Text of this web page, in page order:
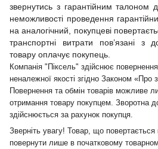
звернутись з гарантійним талоном
неможливості проведення
на аналогічний, покупцеві
транспортні витрати пов’язані з
товару оплачує покупець.
Компанія "Піксель" здійснює
неналежної якості згідно Законом «Про
Повернення та обмін товарів можливе
отримання товару покупцем. Зворотна
здійснюється за рахунок покупця.
Зверніть увагу! Товар, що
повернути лише в початковому